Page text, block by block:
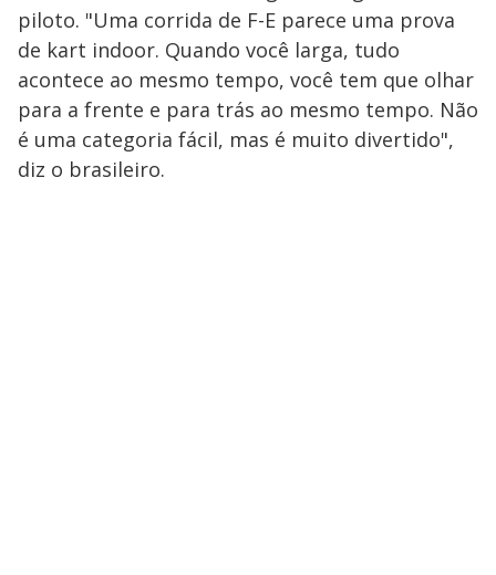
piloto. "Uma corrida de F-E parece uma prova
de kart indoor. Quando você larga, tudo
acontece ao mesmo tempo, você tem que olhar
para a frente e para trás ao mesmo tempo. Não
é uma categoria fácil, mas é muito divertido",
diz o brasileiro.